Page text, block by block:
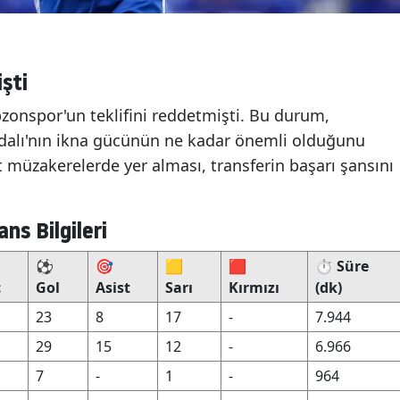
teklifini reddetmişti. Bu durum,
ikna gücünün ne kadar önemli olduğunu
yer alması, transferin başarı şansını
Bilgileri
⚽
Gol
🎯
Asist
🟨
Sarı
🟥
Kırmızı
⏱️ Süre
(dk)
23
8 17 -
7.944
29
15 12 -
6.966
7
- 1 -
964